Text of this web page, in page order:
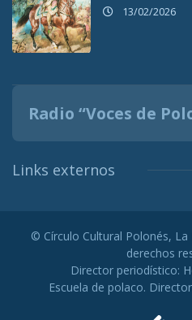
13/02/2026
Radio “Voces de
Links externos
© Círculo Cultural Polonés,
derechos
Director periodístico:
Escuela de polaco.